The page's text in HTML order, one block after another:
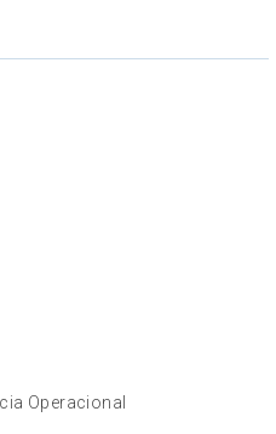
Operacional